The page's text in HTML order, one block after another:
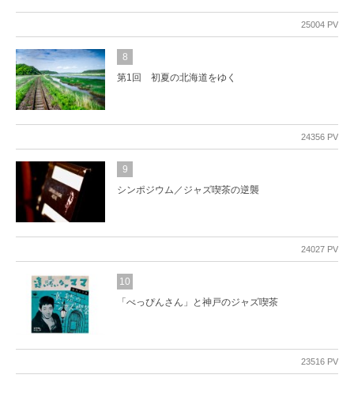
25004 PV
8
第1回 初夏の北海道をゆく
24356 PV
9
シンポジウム／ジャズ喫茶の逆襲
24027 PV
10
「べっぴんさん」と神戸のジャズ喫茶
23516 PV